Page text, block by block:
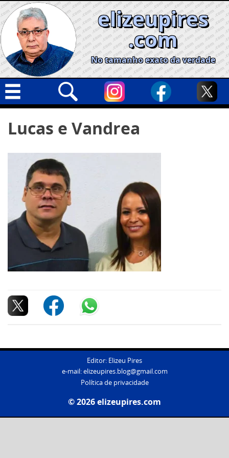
Skip
to
content
elizeupires
.com
No tamanho exato da verdade
Geral
Cidades
Política
Nacional
Opinião
Informe especial
por:
Lucas e Vandrea
Editor: Elizeu Pires
e-mail:elizeupires.blog@gmail.com
Política de privacidade
© 2026 elizeupires.com